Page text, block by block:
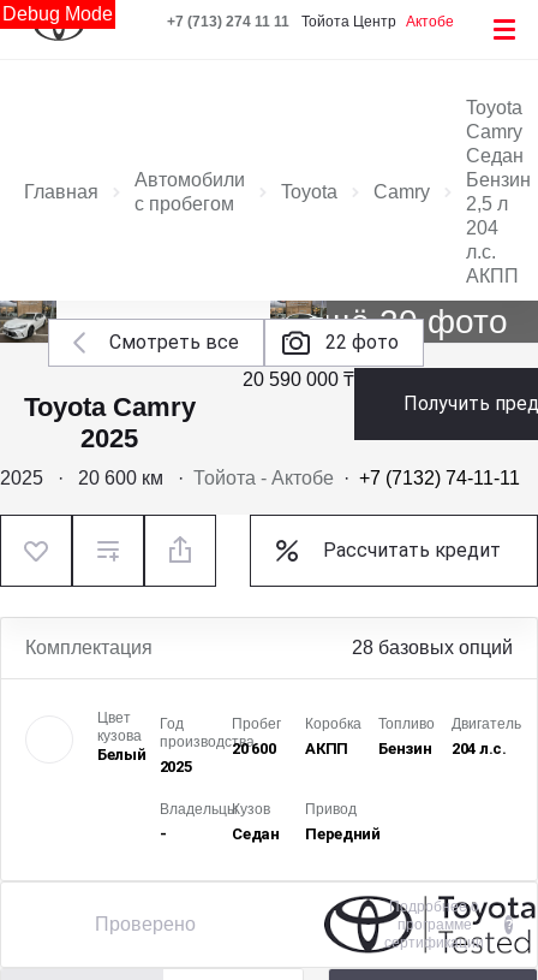
Debug Mode +7 (713) 274 11 11 Тойота Центр Актобе
Главная
Автомобили
с пробегом
Toyota Camry
Toyota
Camry
Седан
Бензин
2,5 л
204
л.с.
АКПП
Смотреть все 22 фото
Ещё 20 фото
Toyota Camry
2025
20 590 000 ₸
2025 · 20 600 км · Тойота - Актобе · +7 (7132) 74-11-11
Получить
Рассчитать кредит
Комплектация 28 базовых опций
Цвет
кузова
Белый
Год
производства
2025
Пробег
20 600
Коробка
АКПП
Топливо
Бензин
Двигатель
204 л.с.
Владельцы
-
Кузов
Седан
Привод
Передний
Проверено
Подробнее о
программе
сертификации